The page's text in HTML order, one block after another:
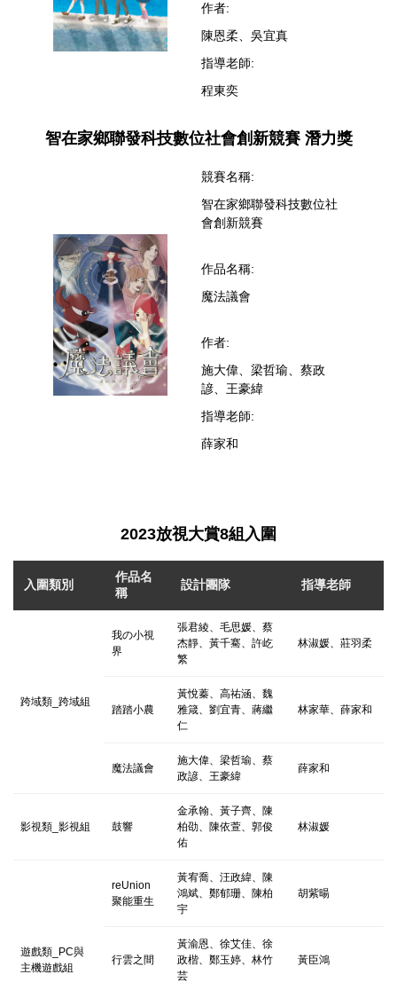
作者:
陳恩柔、吳宜真
指導老師:
程東奕
智在家鄉聯發科技數位社會創新競賽 潛力獎
競賽名稱:
智在家鄉聯發科技數位社
會創新競賽
作品名稱:
魔法議會
作者:
施大偉、梁哲瑜、蔡政
諺、王豪緯
指導老師:
薛家和
2023放視大賞8組入圍
入圍類別
作品名
稱
設計團隊 指導老師
跨域類_跨域組
我の小視
界
張君綾、毛思媛、蔡
杰靜、黃千騫、許屹
繁
林淑媛、莊羽柔
踏踏小農
黃悅蓁、高祐涵、魏
雅箴、劉宜青、蔣繼
仁
林家華、薛家和
魔法議會
施大偉、梁哲瑜、蔡
政諺、王豪緯
薛家和
影視類_影視組 鼓響
金承翰、黃子齊、陳
柏劭、陳依萱、郭俊
佑
林淑媛
遊戲類_PC與
主機遊戲組
reUnion
聚能重生
黃宥喬、汪政緯、陳
鴻斌、鄭郁珊、陳柏
宇
胡紫暘
行雲之間
黃渝恩、徐艾佳、徐
政楷、鄭玉婷、林竹
芸
黃臣鴻